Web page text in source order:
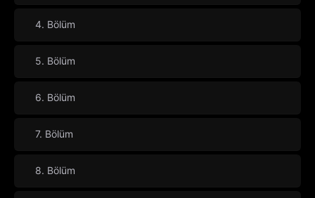
4. Bölüm
5. Bölüm
6. Bölüm
7. Bölüm
8. Bölüm